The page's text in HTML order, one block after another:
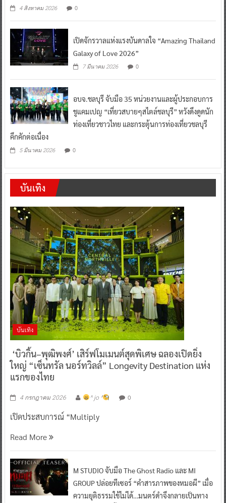
4 สิงหาคม 2026 0
เปิดจักรวาลแห่งแรงบันดาลใจ “Amazing Thailand
Galaxy of Love 2026”
7 มีนาคม 2026 0
อบจ.ชลบุรี จับมือ 35 หน่วยงานและผู้ประกอบการ
ชูแคมเปญ “เที่ยวสบายๆสไตล์ชลบุรี” หวังดึงดูดนัก
ท่องเที่ยวชาวไทย และกระตุ้นการท่องเที่ยวชลบุรี
คึกคักต่อเนื่อง
5 มีนาคม 2026 0
บันเทิง
บันเทิง
‘บิวกิ้น–พุฒิพงศ์’ เสิร์ฟโมเมนต์สุดพิเศษ ฉลองเปิดยิ่ง
ใหญ่ “เซ็นทรัล นอร์ทวิลล์” Longevity Destination แห่ง
แรกของไทย
4 กรกฎาคม 2026 ^ jo ^ 0
เปิดประสบการณ์ “Multiply
Read More
M STUDIO จับมือ The Ghost Radio และ MI
GROUP ปล่อยทีเซอร์ “คำสารภาพของหมอผี” เมื่อ
ความยุติธรรมใช้ไม่ได้…มนตร์ดำจึงกลายเป็นทาง